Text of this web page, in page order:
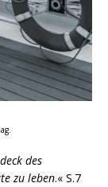
des
zu leben.« S.7